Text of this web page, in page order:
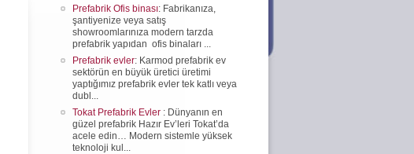
Prefabrik Ofis binası: Fabrikanıza,
şantiyenize veya satış
showroomlarınıza modern tarzda
prefabrik yapıdan ofis binaları ...
Prefabrik evler: Karmod prefabrik ev
sektörün en büyük üretici üretimi
yaptığımız prefabrik evler tek katlı veya
dubl...
Tokat Prefabrik Evler : Dünyanın en
güzel prefabrik Hazır Ev’leri Tokat’da
acele edin… Modern sistemle yüksek
teknoloji kul...